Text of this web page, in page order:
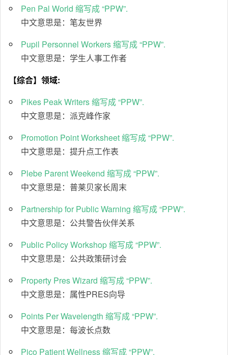
Pen Pal World 缩写成 “PPW”.
中文意思是：笔友世界
Pupil Personnel Workers 缩写成 “PPW”.
中文意思是：学生人事工作者
【综合】领域:
Pikes Peak Writers 缩写成 “PPW”.
中文意思是：派克峰作家
Promotion Point Worksheet 缩写成 “PPW”.
中文意思是：提升点工作表
Plebe Parent Weekend 缩写成 “PPW”.
中文意思是：普莱贝家长周末
Partnership for Public Warning 缩写成 “PPW”.
中文意思是：公共警告伙伴关系
Public Policy Workshop 缩写成 “PPW”.
中文意思是：公共政策研讨会
Property Pres Wizard 缩写成 “PPW”.
中文意思是：属性PRES向导
Points Per Wavelength 缩写成 “PPW”.
中文意思是：每波长点数
Pico Patient Wellness 缩写成 “PPW”.